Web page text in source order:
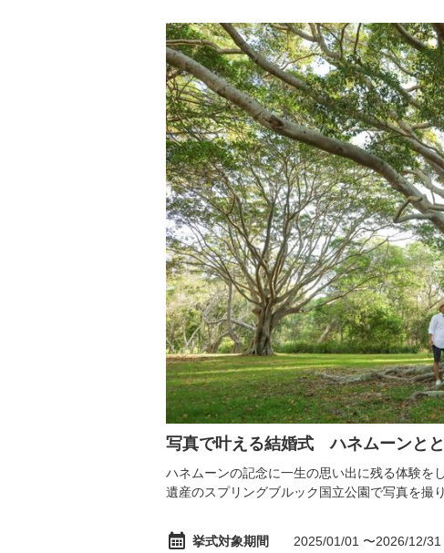
写真で叶える結婚式 ハネムーンと
ハネムーンの記念に一生の思い出に残る体験を
遺産のスプリングブルック国立公園で写真を撮
挙式対象期間 2025/01/01 〜2026/12/31